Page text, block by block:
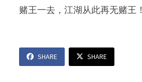
赌王一去，江湖从此再无赌王！
SHARE SHARE